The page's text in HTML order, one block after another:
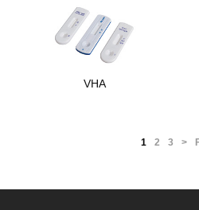
VHA
1 2 3 >